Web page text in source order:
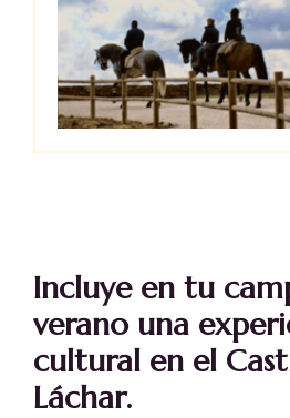
Incluye en tu
verano una
cultural en el
Láchar.